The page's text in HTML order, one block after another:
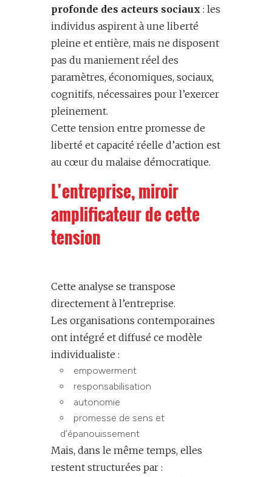
profonde des acteurs sociaux : les
individus aspirent à une liberté
pleine et entière, mais ne disposent
pas du maniement réel des
paramètres, économiques, sociaux,
cognitifs, nécessaires pour l’exercer
pleinement.
Cette tension entre promesse de
liberté et capacité réelle d’action est
au cœur du malaise démocratique.
L’entreprise, miroir
amplificateur de cette
tension
Cette analyse se transpose
directement à l’entreprise.
Les organisations contemporaines
ont intégré et diffusé ce modèle
individualiste :
empowerment
responsabilisation
autonomie
promesse de sens et
d’épanouissement
Mais, dans le même temps, elles
restent structurées par :